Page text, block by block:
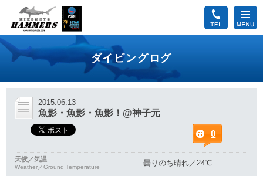
ダイビングログ
魚影・魚影・魚影！@神子元
2015.06.13
0
天候／気温
Weather／Ground Temperature 曇りのち晴れ／24℃